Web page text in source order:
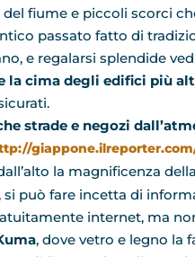
fiume e piccoli scorci
passato fatto di
e regalarsi splendide
la cima degli edifici più
strade e negozi
la magnificenza
si può fare incetta di
internet, ma
, dove vetro e legno la